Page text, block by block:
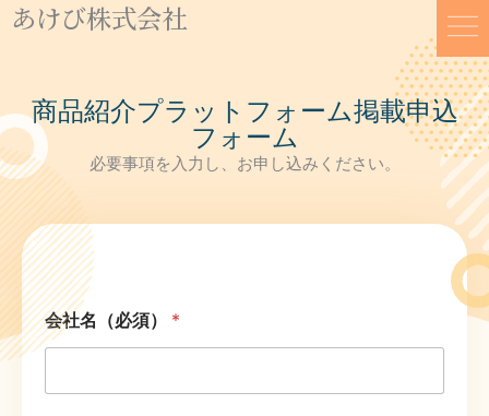
キ
プ
あけび株式会社
商品紹介プラットフォーム掲載申込
フォーム
必要事項を入力し、お申し込みください。
会社名（必須） *